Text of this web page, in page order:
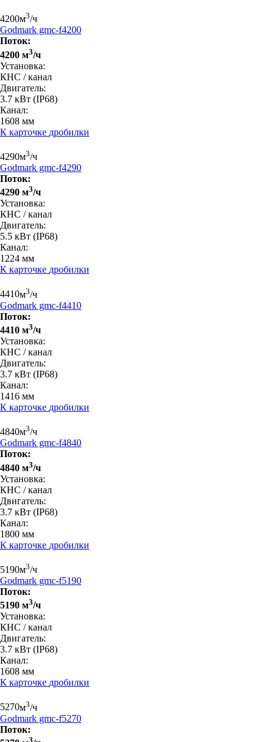
4200м3/ч
Godmark gmc-f4200
Поток:
4200 м3/ч
Установка:
КНС / канал
Двигатель:
3.7 кВт (IP68)
Канал:
1608 мм
К карточке дробилки
4290м3/ч
Godmark gmc-f4290
Поток:
4290 м3/ч
Установка:
КНС / канал
Двигатель:
5.5 кВт (IP68)
Канал:
1224 мм
К карточке дробилки
4410м3/ч
Godmark gmc-f4410
Поток:
4410 м3/ч
Установка:
КНС / канал
Двигатель:
3.7 кВт (IP68)
Канал:
1416 мм
К карточке дробилки
4840м3/ч
Godmark gmc-f4840
Поток:
4840 м3/ч
Установка:
КНС / канал
Двигатель:
3.7 кВт (IP68)
Канал:
1800 мм
К карточке дробилки
5190м3/ч
Godmark gmc-f5190
Поток:
5190 м3/ч
Установка:
КНС / канал
Двигатель:
3.7 кВт (IP68)
Канал:
1608 мм
К карточке дробилки
5270м3/ч
Godmark gmc-f5270
Поток:
3